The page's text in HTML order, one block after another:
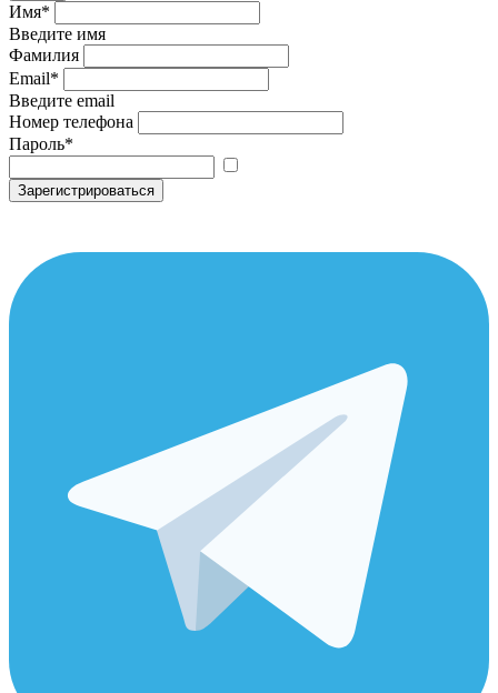
Имя*
Введите имя
Фамилия
Email*
Введите email
Номер телефона
Пароль*
Зарегистрироваться